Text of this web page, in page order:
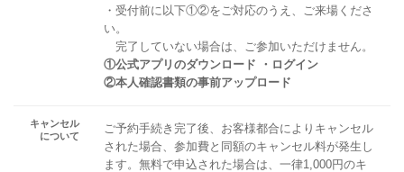
・受付前に以下①②をご対応のうえ、ご来場くださ
い。
完了していない場合は、ご参加いただけません。
①公式アプリのダウンロード ・ログイン
②本人確認書類の事前アップロード
キャンセル
について
ご予約手続き完了後、お客様都合によりキャンセル
された場合、参加費と同額のキャンセル料が発生し
ます。無料で申込された場合は、一律1,000円のキ